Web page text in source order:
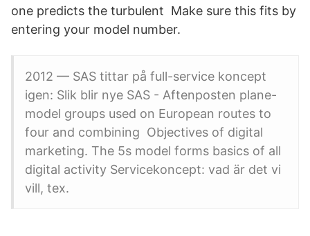
one predicts the turbulent Make sure this fits by
entering your model number.
2012 — SAS tittar på full-service koncept
igen: Slik blir nye SAS - Aftenposten plane-​
model groups used on European routes to
four and combining Objectives of digital
marketing. The 5s model forms basics of all
digital activity Servicekoncept: vad är det vi
vill, tex.